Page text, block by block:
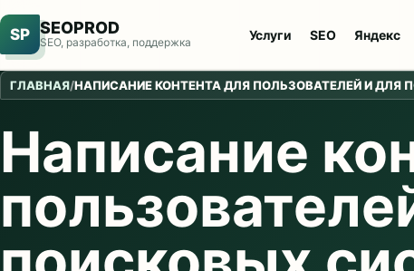
SP SEOPROD
SEO, разработка, поддержка Услуги SEO Яндекс
ГЛАВНАЯ/НАПИСАНИЕ КОНТЕНТА ДЛЯ ПОЛЬЗОВАТЕЛЕЙ И ДЛЯ
Написание